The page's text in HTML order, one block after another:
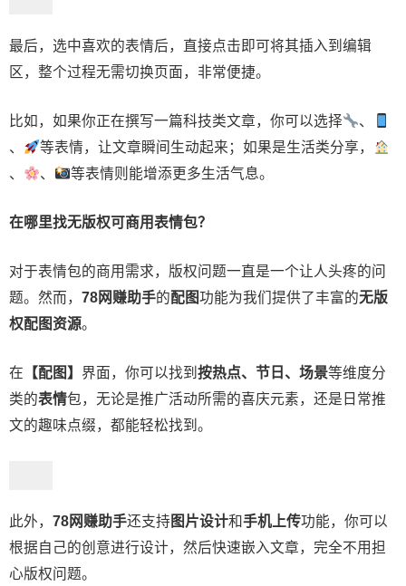
最后，选中喜欢的表情后，直接点击即可将其插入到编辑
区，整个过程无需切换页面，非常便捷。
比如，如果你正在撰写一篇科技类文章，你可以选择
、
、
等表情，让文章瞬间生动起来；如果是生活类分享，
、
、 等表情则能增添更多生活气息。
在哪里找无版权可商用表情包？
对于表情包的商用需求，版权问题一直是一个让人头疼的问
题。然而， 78网赚助手的配图功能为我们提供了丰富的无版
权配图资源。
在 【配图】 界面，你可以找到 按热点、节日、场景等维度分
类的表情包，无论是推广活动所需的喜庆元素，还是日常推
文的趣味点缀，都能轻松找到。
此外， 78网赚助手还支持 图片设计和手机上传功能，你可以
根据自己的创意进行设计，然后快速嵌入文章，完全不用担
心版权问题。